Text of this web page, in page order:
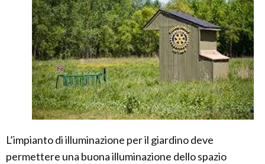
L’impianto di illuminazione per il giardino deve
permettere una buona illuminazione dello spazio